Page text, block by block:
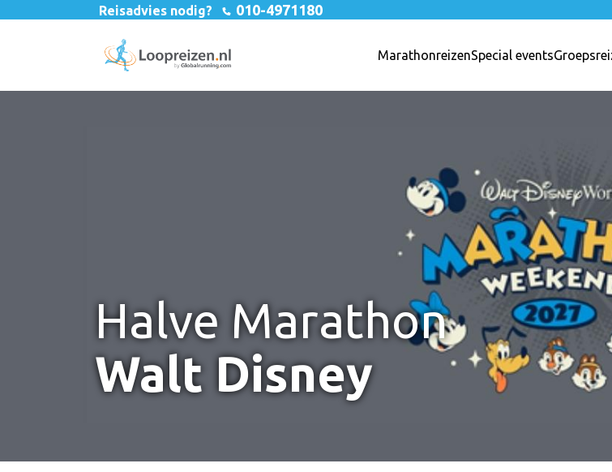
Reisadvies nodig? 010-4971180
MarathonreizenSpecial events
Halve Marathon
Walt Disney